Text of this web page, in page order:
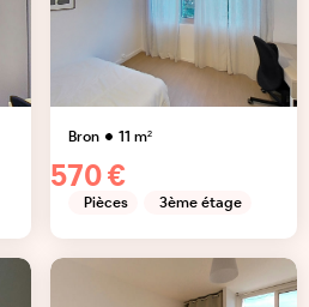
Bron 11 m²
570 €
Pièces 3ème étage